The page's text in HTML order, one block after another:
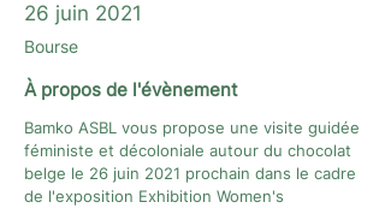
26 juin 2021
Bourse
À propos de l'évènement
Bamko ASBL vous propose une visite guidée
féministe et décoloniale autour du chocolat
belge le 26 juin 2021 prochain dans le cadre
de l'exposition Exhibition Women's